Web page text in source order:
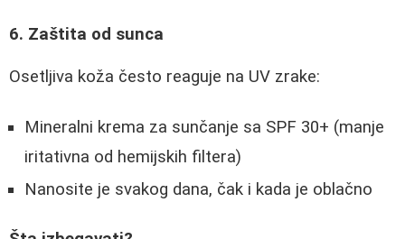
6. Zaštita od sunca
Osetljiva koža često reaguje na UV zrake:
Mineralni krema za sunčanje sa SPF 30+ (manje
iritativna od hemijskih filtera)
Nanosite je svakog dana, čak i kada je oblačno